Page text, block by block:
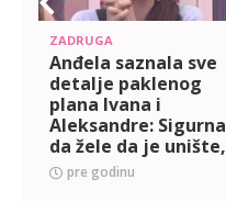
ZADRUGA
Anđela saznala sve
detalje paklenog
plana Ivana i
Aleksandre: Sigurna
da žele da je unište,
ali ovo im neće
proći! (VIDEO)
pre godinu